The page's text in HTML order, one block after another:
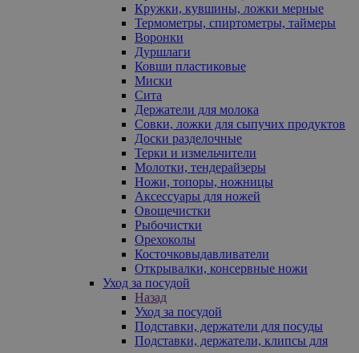
Кружки, кувшины, ложки мерные
Термометры, спиртометры, таймеры
Воронки
Дуршлаги
Ковши пластиковые
Миски
Сита
Держатели для молока
Совки, ложки для сыпучих продуктов
Доски разделочные
Терки и измельчители
Молотки, тендерайзеры
Ножи, топоры, ножницы
Аксессуары для ножей
Овощечистки
Рыбочистки
Орехоколы
Косточковыдавливатели
Открывалки, консервные ножи
Уход за посудой
Назад
Уход за посудой
Подставки, держатели для посуды
Подставки, держатели, клипсы для